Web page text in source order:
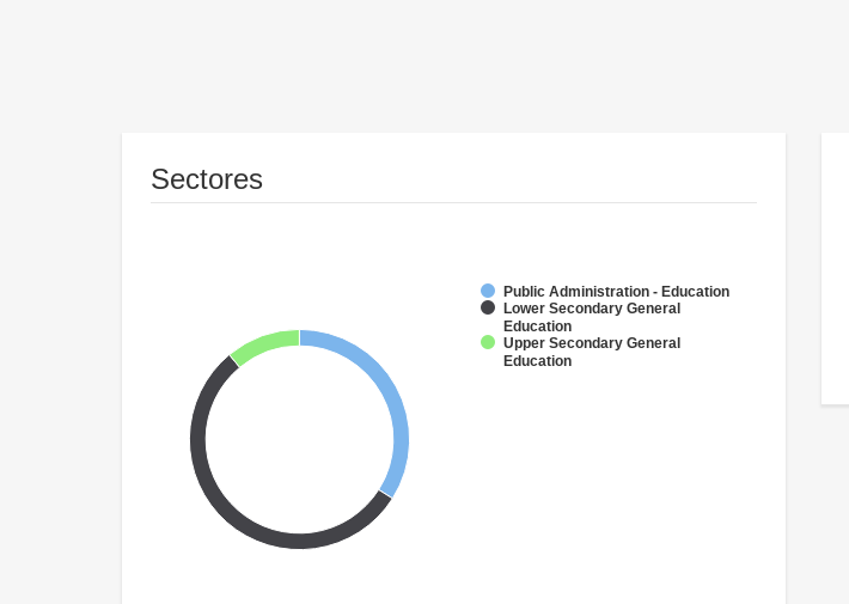
Sectores
Public Administration - Education
Lower Secondary General
Education
Upper Secondary General
Education